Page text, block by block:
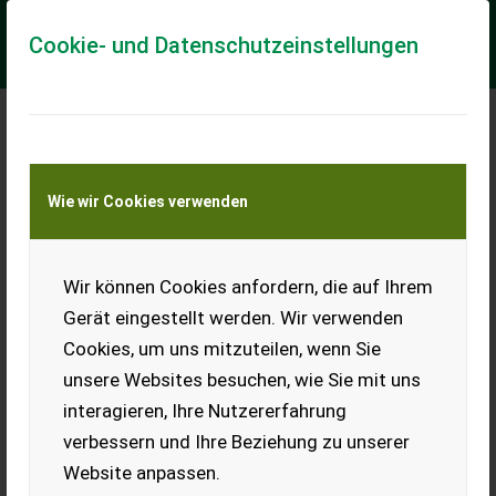
Cookie- und Datenschutzeinstellungen
Wie wir Cookies verwenden
Wir können Cookies anfordern, die auf Ihrem
Gerät eingestellt werden. Wir verwenden
Cookies, um uns mitzuteilen, wenn Sie
unsere Websites besuchen, wie Sie mit uns
interagieren, Ihre Nutzererfahrung
verbessern und Ihre Beziehung zu unserer
Website anpassen.
Fliegl Cugo 640
EUR 50.280 inkl. 20 % MwSt.